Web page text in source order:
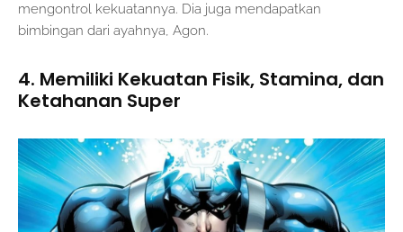
mengontrol kekuatannya. Dia juga mendapatkan
bimbingan dari ayahnya, Agon.
4. Memiliki Kekuatan Fisik, Stamina, dan
Ketahanan Super